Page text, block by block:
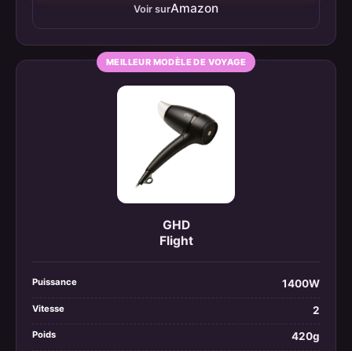
Voir surAmazon
MEILLEUR MODÈLE DE VOYAGE
GHD
Flight
Puissance 1400W
Vitesse 2
Poids 420g